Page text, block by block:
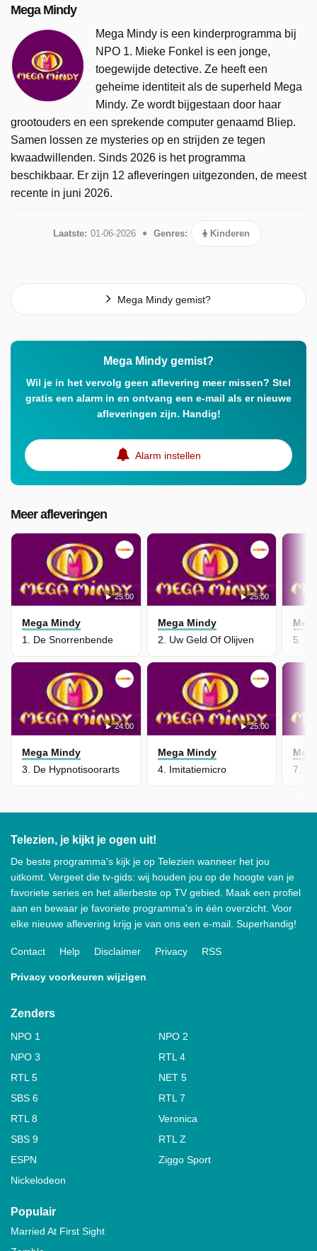
Mega Mindy
Mega Mindy is een kinderprogramma bij
NPO 1. Mieke Fonkel is een jonge,
toegewijde detective. Ze heeft een
geheime identiteit als de superheld Mega
Mindy. Ze wordt bijgestaan door haar
grootouders en een sprekende computer genaamd Bliep.
Samen lossen ze mysteries op en strijden ze tegen
kwaadwillenden. Sinds 2026 is het programma
beschikbaar. Er zijn 12 afleveringen uitgezonden, de meest
recente in juni 2026.
Laatste: 01-06-2026 Genres: Kinderen
Mega Mindy gemist?
Mega Mindy gemist?
Wil je in het vervolg geen aflevering meer missen? Stel
gratis een alarm in en ontvang een e-mail als er nieuwe
afleveringen zijn. Handig!
Alarm instellen
Meer afleveringen
25:00
Mega Mindy
1. De Snorrenbende
25:00
Mega Mindy
2. Uw Geld Of Olijven
24:00
Mega Mindy
3. De Hypnotisoorarts
25:00
Mega Mindy
4. Imitatiemicro
5.
7.
Telezien, je kijkt je ogen uit!
De beste programma's kijk je op Telezien wanneer het jou
uitkomt. Vergeet die tv-gids: wij houden jou op de hoogte van je
favoriete series en het allerbeste op TV gebied. Maak een profiel
aan en bewaar je favoriete programma's in één overzicht. Voor
elke nieuwe aflevering krijg je van ons een e-mail. Superhandig!
Contact Help Disclaimer Privacy RSS
Privacy voorkeuren wijzigen
Zenders
NPO 1
NPO 2
NPO 3
RTL 4
RTL 5
NET 5
SBS 6
RTL 7
RTL 8
Veronica
SBS 9
RTL Z
ESPN
Ziggo Sport
Nickelodeon
Populair
Married At First Sight